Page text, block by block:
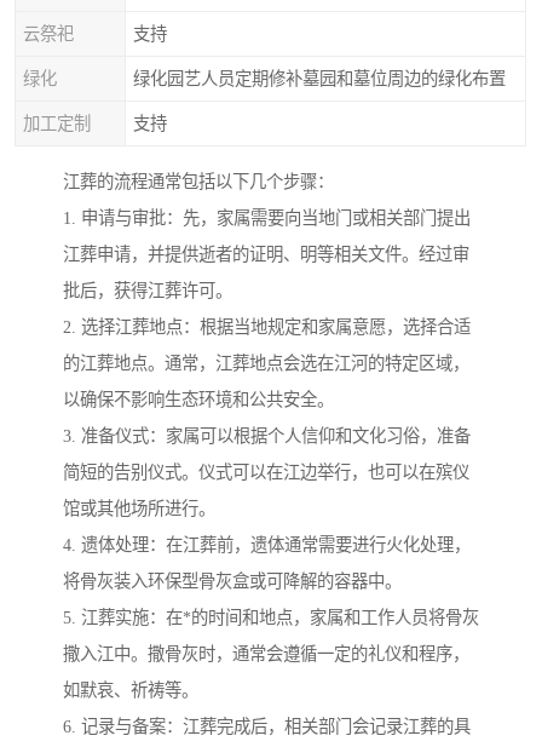
云祭祀 支持
绿化 绿化园艺人员定期修补墓园和墓位周边的绿化布置
加工定制 支持
江葬的流程通常包括以下几个步骤：
1. 申请与审批：先，家属需要向当地门或相关部门提出
江葬申请，并提供逝者的证明、明等相关文件。经过审
批后，获得江葬许可。
2. 选择江葬地点：根据当地规定和家属意愿，选择合适
的江葬地点。通常，江葬地点会选在江河的特定区域，
以确保不影响生态环境和公共安全。
3. 准备仪式：家属可以根据个人信仰和文化习俗，准备
简短的告别仪式。仪式可以在江边举行，也可以在殡仪
馆或其他场所进行。
4. 遗体处理：在江葬前，遗体通常需要进行火化处理，
将骨灰装入环保型骨灰盒或可降解的容器中。
5. 江葬实施：在*的时间和地点，家属和工作人员将骨灰
撒入江中。撒骨灰时，通常会遵循一定的礼仪和程序，
如默哀、祈祷等。
6. 记录与备案：江葬完成后，相关部门会记录江葬的具